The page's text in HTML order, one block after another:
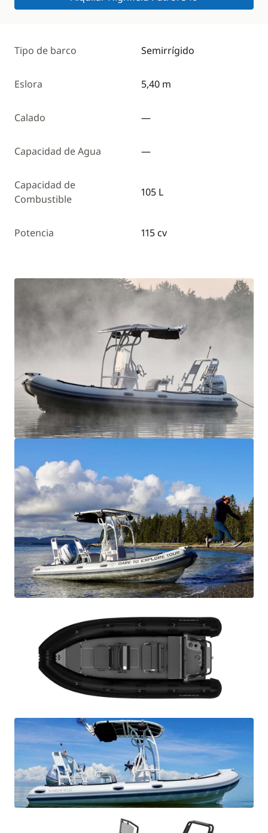
Tipo de barco Semirrígido
Eslora 5,40 m
Calado —
Capacidad de Agua —
Capacidad de
Combustible
105 L
Potencia 115 cv